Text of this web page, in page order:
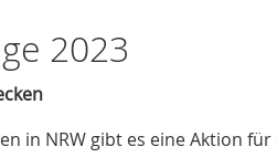
2023
in NRW gibt es eine Aktion